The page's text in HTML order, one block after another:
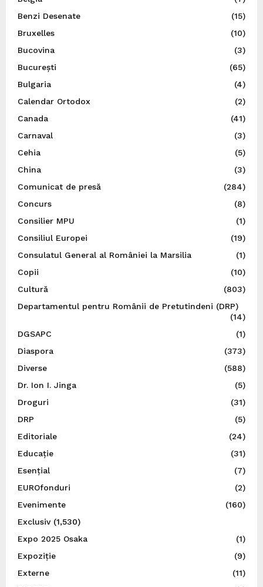
Benzi Desenate
(15)
Bruxelles
(10)
Bucovina
(3)
București
(65)
Bulgaria
(4)
Calendar Ortodox
(2)
Canada
(41)
Carnaval
(3)
Cehia
(5)
China
(3)
Comunicat de presă
(284)
Concurs
(8)
Consilier MPU
(1)
Consiliul Europei
(19)
Consulatul General al României la Marsilia
(1)
Copii
(10)
Cultură
(803)
Departamentul pentru Românii de Pretutindeni (DRP)
(14)
DGSAPC
(1)
Diaspora
(373)
Diverse
(588)
Dr. Ion I. Jinga
(5)
Droguri
(31)
DRP
(5)
Editoriale
(24)
Educație
(31)
Esențial
(7)
EUROfonduri
(2)
Evenimente
(160)
Exclusiv(1,530)
Expo 2025 Osaka
(1)
Expoziție
(9)
Externe
(11)